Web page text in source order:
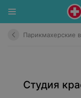
Парикмахерские
Студия